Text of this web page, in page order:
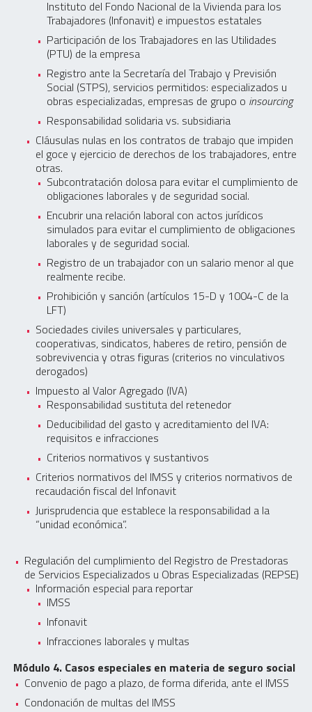
Instituto del Fondo Nacional de la Vivienda para los
Trabajadores (Infonavit) e impuestos estatales
Participación de los Trabajadores en las Utilidades
(PTU) de la empresa
Registro ante la Secretaría del Trabajo y Previsión
Social (STPS), servicios permitidos: especializados u
obras especializadas, empresas de grupo o insourcing
Responsabilidad solidaria vs. subsidiaria
Cláusulas nulas en los contratos de trabajo que impiden
el goce y ejercicio de derechos de los trabajadores, entre
otras.
Subcontratación dolosa para evitar el cumplimiento de
obligaciones laborales y de seguridad social.
Encubrir una relación laboral con actos jurídicos
simulados para evitar el cumplimiento de obligaciones
laborales y de seguridad social.
Registro de un trabajador con un salario menor al que
realmente recibe.
Prohibición y sanción (artículos 15-D y 1004-C de la
LFT)
Sociedades civiles universales y particulares,
cooperativas, sindicatos, haberes de retiro, pensión de
sobrevivencia y otras figuras (criterios no vinculativos
derogados)
Impuesto al Valor Agregado (IVA)
Responsabilidad sustituta del retenedor
Deducibilidad del gasto y acreditamiento del IVA:
requisitos e infracciones
Criterios normativos y sustantivos
Criterios normativos del IMSS y criterios normativos de
recaudación fiscal del Infonavit
Jurisprudencia que establece la responsabilidad a la
“unidad económica”.
Regulación del cumplimiento del Registro de Prestadoras
de Servicios Especializados u Obras Especializadas (REPSE)
Información especial para reportar
IMSS
Infonavit
Infracciones laborales y multas
Módulo 4. Casos especiales en materia de seguro social
Convenio de pago a plazo, de forma diferida, ante el IMSS
Condonación de multas del IMSS